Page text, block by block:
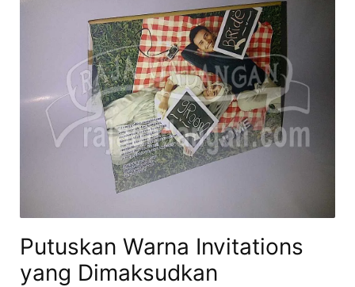
Putuskan Warna Invitations
yang Dimaksudkan